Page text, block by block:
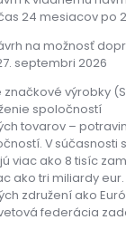
24 mesiacov po
na možnosť
septembri 2026
výrobky
spoločností
tovarov –
V súčasnosti
viac ako 8 tisíc
ako tri miliardy eur.
združení ako
federácia